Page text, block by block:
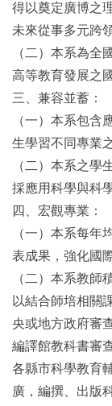
得以奠定廣博之
未來從事多元跨
（二）本系為全
高等教育發展之
三、兼容並蓄：
（一）本系包含
生學習不同專業
（二）本系之學
採應用科學與科
四、宏觀專業：
（一）本系每年
表成果，強化國
（二）本系教師
以結合師培相關
央或地方政府審
編譯館教科書審
各縣市科學教育
廣，編撰、出版